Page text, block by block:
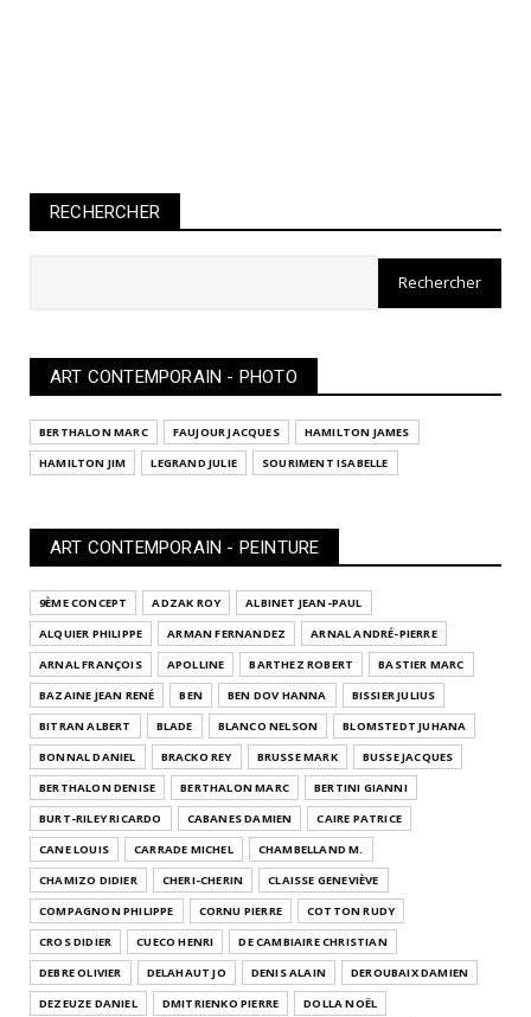
RECHERCHER
ART CONTEMPORAIN - PHOTO
BERTHALON MARC FAUJOUR JACQUES
HAMILTON JAMES
HAMILTON JIM
LEGRAND JULIE SOURIMENT ISABELLE
ART CONTEMPORAIN - PEINTURE
9ÈME CONCEPT ADZAK ROY
ALBINET JEAN-PAUL
ALQUIER PHILIPPE
ARMAN FERNANDEZ
ARNAL ANDRÉ-PIERRE
ARNAL FRANÇOIS
APOLLINE BARTHEZ ROBERT
BASTIER MARC
BAZAINE JEAN RENÉ
BEN BEN DOV HANNA
BISSIER JULIUS
BITRAN ALBERT
BLADE BLANCO NELSON
BLOMSTEDT JUHANA
BONNAL DANIEL
BRACKO REY BRUSSE MARK
BUSSE JACQUES
BERTHALON DENISE
BERTHALON MARC
BERTINI GIANNI
BURT-RILEY RICARDO
CABANES DAMIEN
CAIRE PATRICE
CANE LOUIS
CARRADE MICHEL
CHAMBELLAND M.
CHAMIZO DIDIER
CHERI-CHERIN
CLAISSE GENEVIÈVE
COMPAGNON PHILIPPE
CORNU PIERRE
COTTON RUDY
CROS DIDIER
CUECO HENRI
DE CAMBIAIRE CHRISTIAN
DEBRE OLIVIER
DELAHAUT JO DENIS ALAIN
DEROUBAIX DAMIEN
DEZEUZE DANIEL
DMITRIENKO PIERRE
DOLLA NOËL